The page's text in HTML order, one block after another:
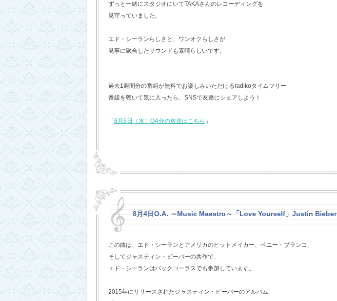
ずっと一緒にスタジオにいてTAKAさんのレコーディングを
見守っていました。
エド・シーランらしさと、ワンオクらしさが
見事に融合したサウンドも素晴らしいです。
過去1週間分の番組が無料でお楽しみいただけるradikoタイムフリー
番組を聴いて気に入ったら、SNSで友達にシェアしよう！
「 8月5日（水）OA分の放送はこちら 」
8月4日O.A. ～Music Maestro～「Love Yourself」Justin Bieber
この曲は、エド・シーランとアメリカのヒットメイカー、ベニー・ブランコ、
そしてジャスティン・ビーバーの共作で、
エド・シーランはバックコーラスでも参加しています。
2015年にリリースされたジャスティン・ビーバーのアルバム